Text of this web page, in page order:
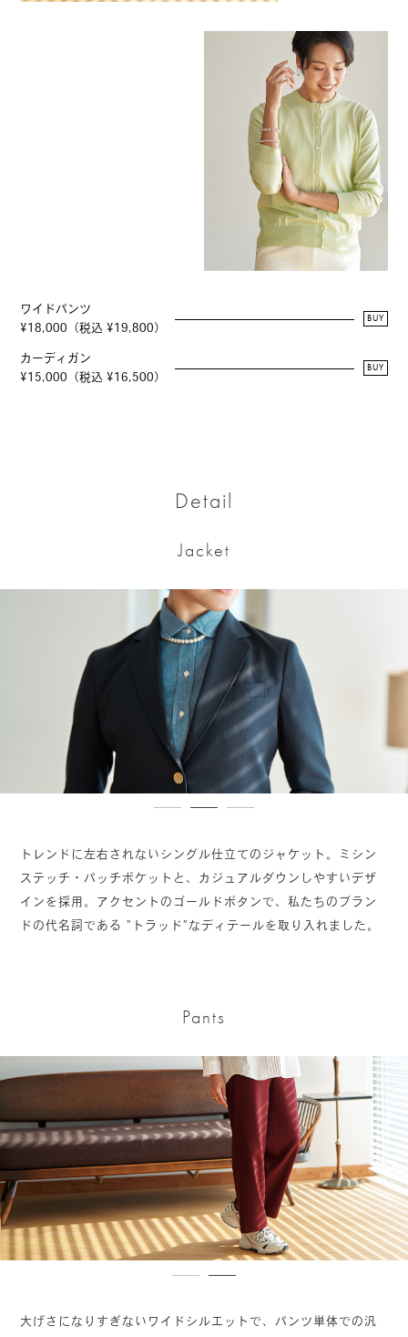
ワイドパンツ
¥18,000（税込 ¥19,800）
BUY
カーディガン
¥15,000（税込 ¥16,500）
BUY
Detail
Jacket
トレンドに左右されないシングル仕立てのジャケット。ミシン
ステッチ・パッチポケットと、カジュアルダウンしやすいデザ
インを採用。アクセントのゴールドボタンで、私たちのブラン
ドの代名詞である “トラッド”なディテールを取り入れました。
Pants
大げさになりすぎないワイドシルエットで、パンツ単体での汎